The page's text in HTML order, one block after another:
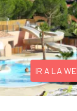
IR A LA